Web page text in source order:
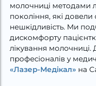
молочниці методами
покоління, які довели
нешкідливість. Ми
дискомфорту
лікування молочниці.
професіоналів у
«Лазер-Медікал» на